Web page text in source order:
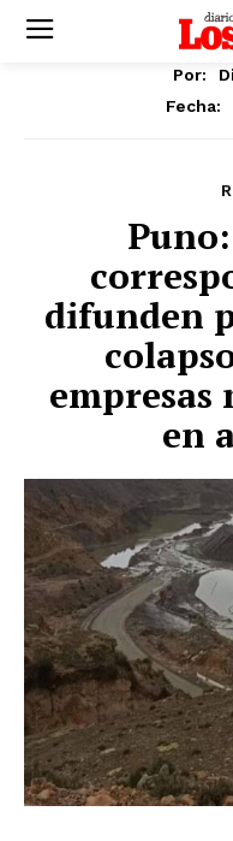
Por:
Fecha:
difunden
empresas
en